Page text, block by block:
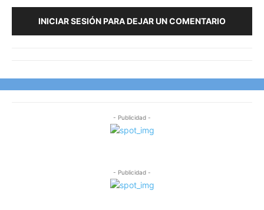
INICIAR SESIÓN PARA DEJAR UN COMENTARIO
- Publicidad -
- Publicidad -